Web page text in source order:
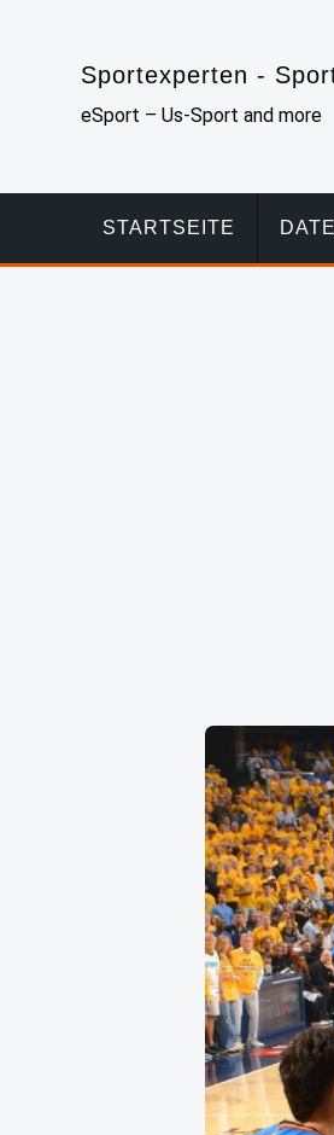
Sportexperten -
eSport – Us-Sport and more
STARTSEITE